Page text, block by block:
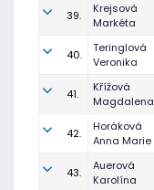
39.
Krejsová
Markéta
40.
Teringlová
Veronika
41.
Křížová
Magdalena
42.
Horáková
Anna Marie
43.
Auerová
Karolína